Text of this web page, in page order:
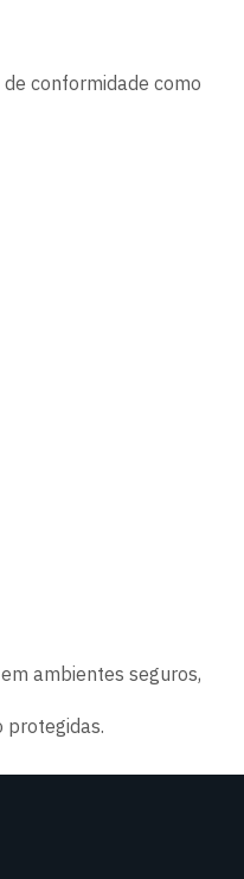
conformidade como
ambientes seguros,
protegidas.